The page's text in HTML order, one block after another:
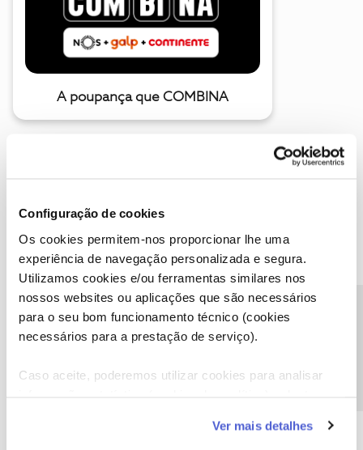
Configuração de cookies
Os cookies permitem-nos proporcionar lhe uma
experiência de navegação personalizada e segura.
Utilizamos cookies e/ou ferramentas similares nos
nossos websites ou aplicações que são necessários
para o seu bom funcionamento técnico (cookies
necessários para a prestação de serviço).
Caso aceite, poderemos utilizar cookies para analisar
funcionalidades (cookies de personalização e
Ver mais detalhes
A poupança que COMBINA
Descubra as novidades de julho